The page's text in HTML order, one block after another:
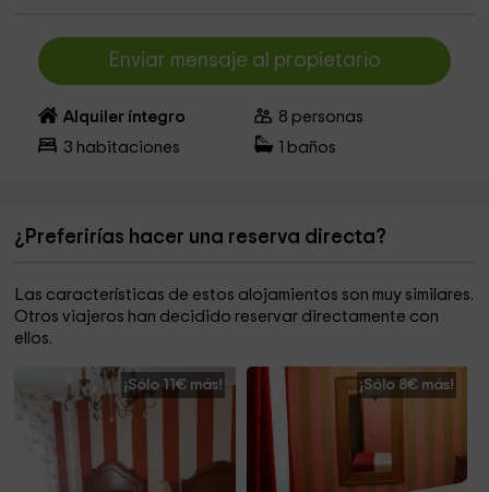
Enviar mensaje al propietario
Alquiler íntegro 8 personas
3 habitaciones baños
¿Preferirías hacer una reserva directa?
Las características de estos alojamientos son muy similares.
Otros viajeros han decidido reservar directamente con
ellos.
¡Sólo 11€ más! ¡Sólo 8€ más!